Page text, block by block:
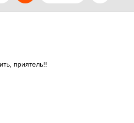
приятель!!